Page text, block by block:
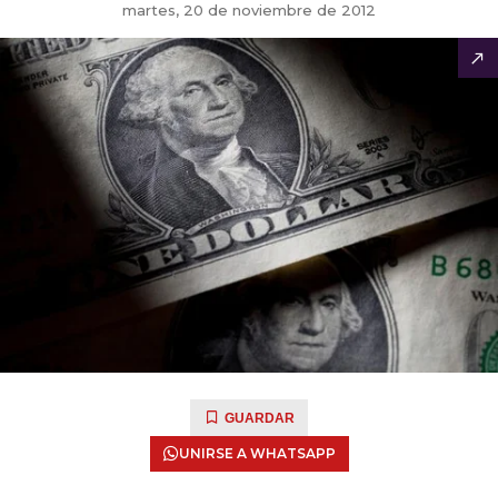
martes, 20 de noviembre de 2012
GUARDAR
UNIRSE A WHATSAPP